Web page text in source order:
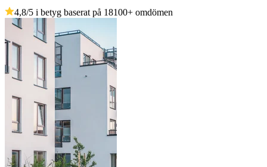
4,8/5 i betyg baserat på 18100+ omdömen